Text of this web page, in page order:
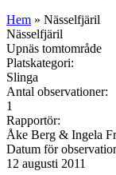
Hem » Nässelfjäril
Nässelfjäril
Upnäs tomtområde
Platskategori:
Slinga
Antal observationer:
1
Rapportör:
Åke Berg & Ingela
Datum för
12 augusti 2011